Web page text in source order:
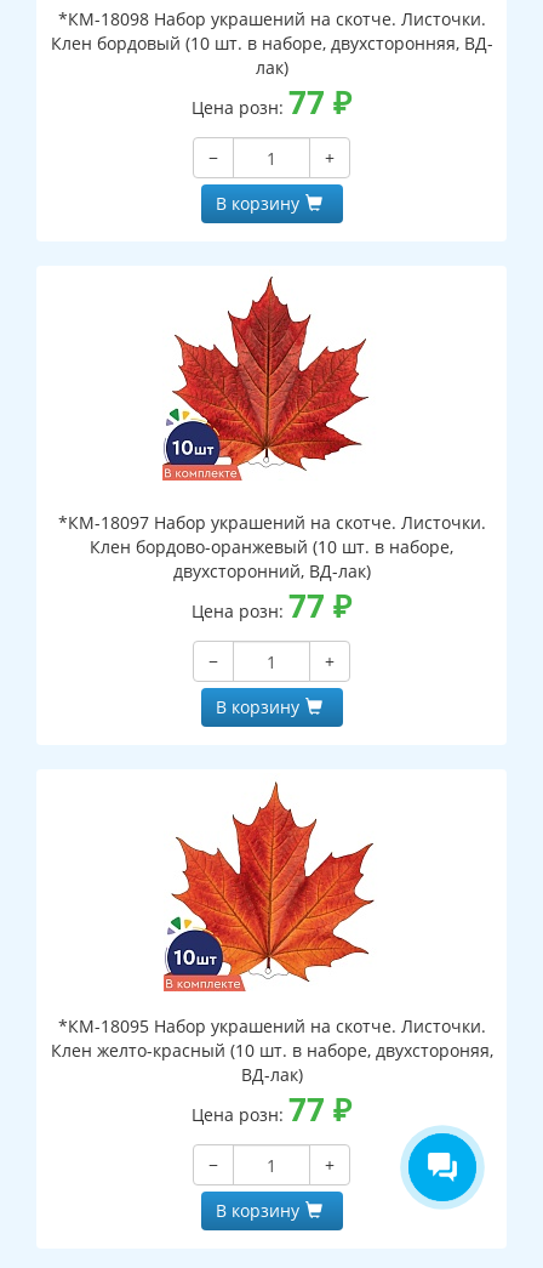
*КМ-18098 Набор украшений на скотче. Листочки.
Клен бордовый (10 шт. в наборе, двухсторонняя, ВД-
лак)
Цена розн: 77 ₽
−
+
В корзину
*КМ-18097 Набор украшений на скотче. Листочки.
Клен бордово-оранжевый (10 шт. в наборе,
двухсторонний, ВД-лак)
Цена розн: 77 ₽
−
+
В корзину
*КМ-18095 Набор украшений на скотче. Листочки.
Клен желто-красный (10 шт. в наборе, двухстороняя,
ВД-лак)
Цена розн: 77 ₽
−
+
В корзину